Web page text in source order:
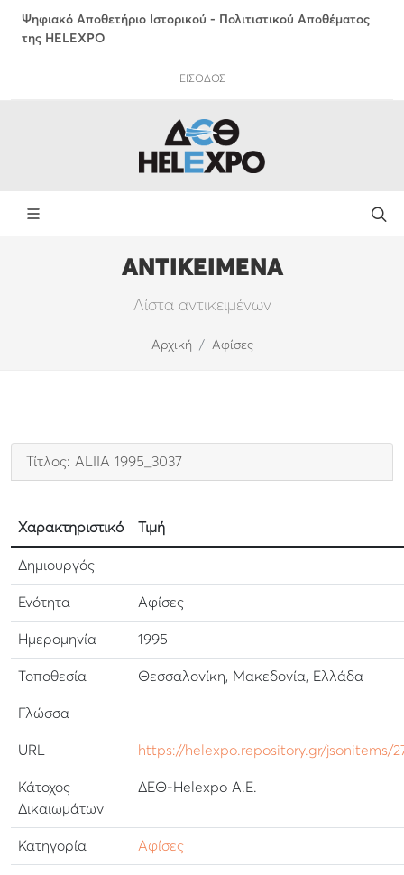
Ψηφιακό Αποθετήριο Ιστορικού - Πολιτιστικού Αποθέματος
της HELEXPO
ΕΙΣΟΔΟΣ
ΑΝΤΙΚΕΙΜΕΝΑ
Λίστα αντικειμένων
Αρχική Αφίσες
Τίτλος: ALIIA 1995_3037
Χαρακτηριστικό Τιμή
Δημιουργός
Ενότητα Αφίσες
Ημερομηνία 1995
Τοποθεσία Θεσσαλονίκη, Μακεδονία, Ελλάδα
Γλώσσα
URL https://helexpo.repository.gr/jsonitems/
Κάτοχος
Δικαιωμάτων
ΔΕΘ-Helexpo Α.Ε.
Κατηγορία Αφίσες